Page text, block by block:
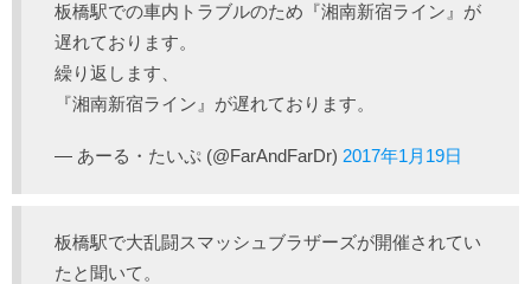
板橋駅での車内トラブルのため『湘南新宿ライン』が
遅れております。
繰り返します、
『湘南新宿ライン』が遅れております。
— あーる・たいぷ (@FarAndFarDr) 2017年1月19日
板橋駅で大乱闘スマッシュブラザーズが開催されてい
たと聞いて。